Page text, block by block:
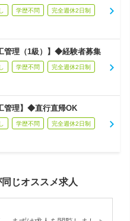
学歴不問 完全週休2日制
管理（1級）】◆経験者募集
学歴不問 完全週休2日制
管理】◆直行直帰OK
学歴不問 完全週休2日制
じオススメ求人